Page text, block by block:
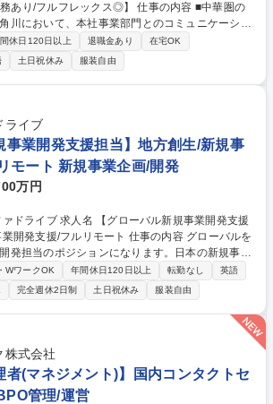
フレックス◎】 仕事の内容 ■中華圏の
川において、本社事業部門とのコミュニケーショ
。★拡大中の中華圏事業/中華圏子会社の既存事業
)推進/リモートワーク可★ 【概要】中華圏
大に向け、本社およびグループ各社と連携を取
テークホルダー(関係部署/自社拠点/JVパートナー/
推進を力強く進めると同時に、在京組織の取り
系の役割も担って頂く方を募集。 【配属先】KA
ープ Greater China Headquarters(中華圏HQ) 募
タッフ/中華圏【KADOKAWA/在宅勤務あり/フル
休日120日以上 退職金あり
在宅OK
土日祝休み 服装自由
ライブ
事業開発支援担当】地方創生/新規事
モート 新規事業企画/開発
万円
ーバル新規事業開発支援
ルリモート 仕事の内容 グローバルを
発担当のポジションになります。日本の新規事業
ダクトを海外に輸出する、もしくは海外の新規事
入する仕事になります。 【具体的には】◇
ルメイク、交渉 ◇新規海外取引先の調査開拓 ◇
・海外市場調査 ◇新規事業輸出メインの仕事 ◇
イドラインの調査・対応 ◇国内・海外での販売体
ーカライズ開発体制の構築 募集職種 【グ
援担当】地方創生/新規事業開発支援/フルリモー
WワークOK 年間休日120日以上 転勤なし
英語
完全週休2日制 土日祝休み 服装自由
株式会社
者(マネジメント)】国内コンタクトセ
管理/運営